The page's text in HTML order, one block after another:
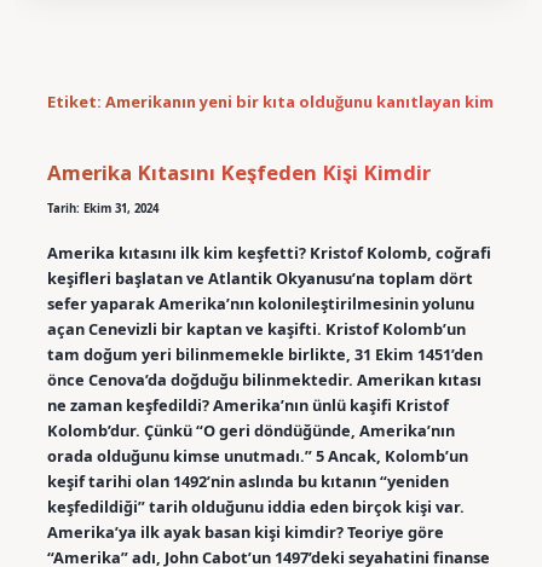
Etiket: Amerikanın yeni bir kıta olduğunu kanıtlayan kim
Amerika Kıtasını Keşfeden Kişi Kimdir
Tarih: Ekim 31, 2024
Amerika kıtasını ilk kim keşfetti? Kristof Kolomb, coğrafi
keşifleri başlatan ve Atlantik Okyanusu’na toplam dört
sefer yaparak Amerika’nın kolonileştirilmesinin yolunu
açan Cenevizli bir kaptan ve kaşifti. Kristof Kolomb’un
tam doğum yeri bilinmemekle birlikte, 31 Ekim 1451’den
önce Cenova’da doğduğu bilinmektedir. Amerikan kıtası
ne zaman keşfedildi? Amerika’nın ünlü kaşifi Kristof
Kolomb’dur. Çünkü “O geri döndüğünde, Amerika’nın
orada olduğunu kimse unutmadı.” 5 Ancak, Kolomb’un
keşif tarihi olan 1492’nin aslında bu kıtanın “yeniden
keşfedildiği” tarih olduğunu iddia eden birçok kişi var.
Amerika’ya ilk ayak basan kişi kimdir? Teoriye göre
“Amerika” adı, John Cabot’un 1497’deki seyahatini finanse